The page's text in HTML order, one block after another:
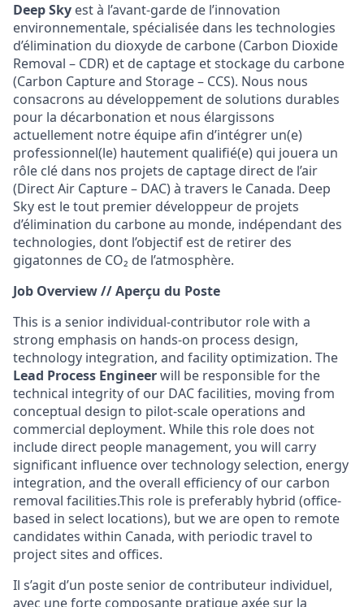
Deep Sky est à l’avant-garde de l’innovation
environnementale, spécialisée dans les technologies
d’élimination du dioxyde de carbone (Carbon Dioxide
Removal – CDR) et de captage et stockage du carbone
(Carbon Capture and Storage – CCS). Nous nous
consacrons au développement de solutions durables
pour la décarbonation et nous élargissons
actuellement notre équipe afin d’intégrer un(e)
professionnel(le) hautement qualifié(e) qui jouera un
rôle clé dans nos projets de captage direct de l’air
(Direct Air Capture – DAC) à travers le Canada. Deep
Sky est le tout premier développeur de projets
d’élimination du carbone au monde, indépendant des
technologies, dont l’objectif est de retirer des
gigatonnes de CO₂ de l’atmosphère.
Job Overview // Aperçu du Poste
This is a senior individual-contributor role with a
strong emphasis on hands-on process design,
technology integration, and facility optimization. The
Lead Process Engineerwill be responsible for the
technical integrity of our DAC facilities, moving from
conceptual design to pilot-scale operations and
commercial deployment. While this role does not
include direct people management, you will carry
significant influence over technology selection, energy
integration, and the overall efficiency of our carbon
removal facilities.This role is preferably hybrid (office-
based in select locations), but we are open to remote
candidates within Canada, with periodic travel to
project sites and offices.
Il s’agit d’un poste senior de contributeur individuel,
avec une forte composante pratique axée sur la